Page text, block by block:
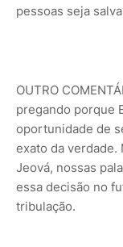
pessoas seja
OUTRO
pregando porque
oportunidade de
exato da verdade.
Jeová, nossas
essa decisão no
tribulação.